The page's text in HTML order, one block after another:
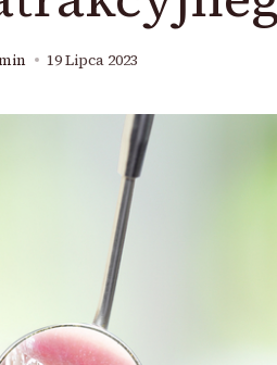
19 Lipca 2023